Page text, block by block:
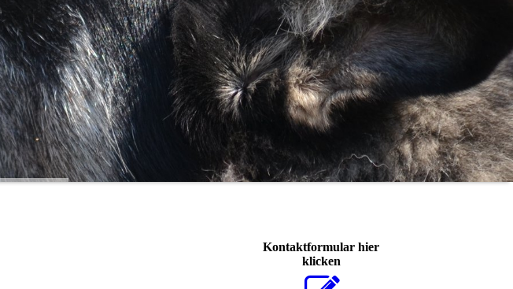
Kontaktformular hier
klicken